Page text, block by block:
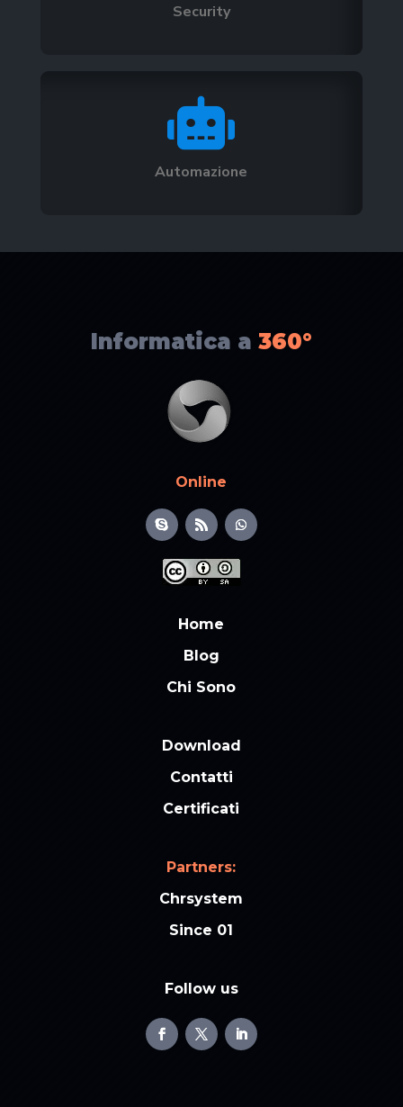
Security

Automazione
Informatica a 360°
Online
Home
Blog
Chi Sono
Download
Contatti
Certificati
Partners:
Chrsystem
Since 01
Follow us